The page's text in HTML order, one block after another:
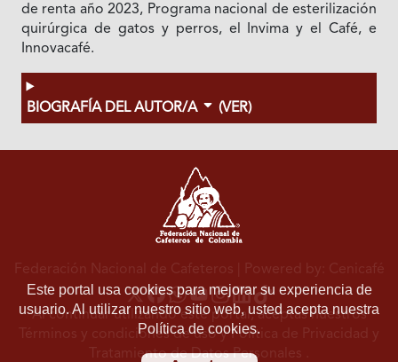
de renta año 2023, Programa nacional de esterilización
quirúrgica de gatos y perros, el Invima y el Café, e
Innovacafé.
BIOGRAFÍA DEL AUTOR/A (VER)
Este portal usa cookies para mejorar su experiencia de
usuario. Al utilizar nuestro sitio web, usted acepta nuestra
Política de cookies.
Federación Nacional de Cafeteros | Powered by: Cenicafé
Al continuar utilizando este portal, aceptas nuestros
Términos y condiciones de usoyPolítica de Privacidad y
Tratamiento de Datos Personales